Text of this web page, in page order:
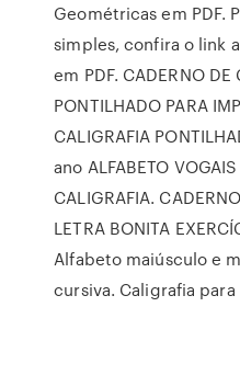
Geométricas em PDF.
simples, confira o link
em PDF. CADERNO DE
PONTILHADO PARA
CALIGRAFIA
ano ALFABETO
CALIGRAFIA.
LETRA BONITA
Alfabeto maiúsculo e
cursiva. Caligrafia